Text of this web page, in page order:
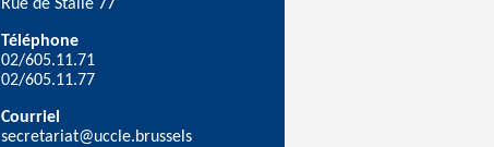
Rue de Stalle 77
Téléphone
02/605.11.71
02/605.11.77
Courriel
secretariat@uccle.brussels